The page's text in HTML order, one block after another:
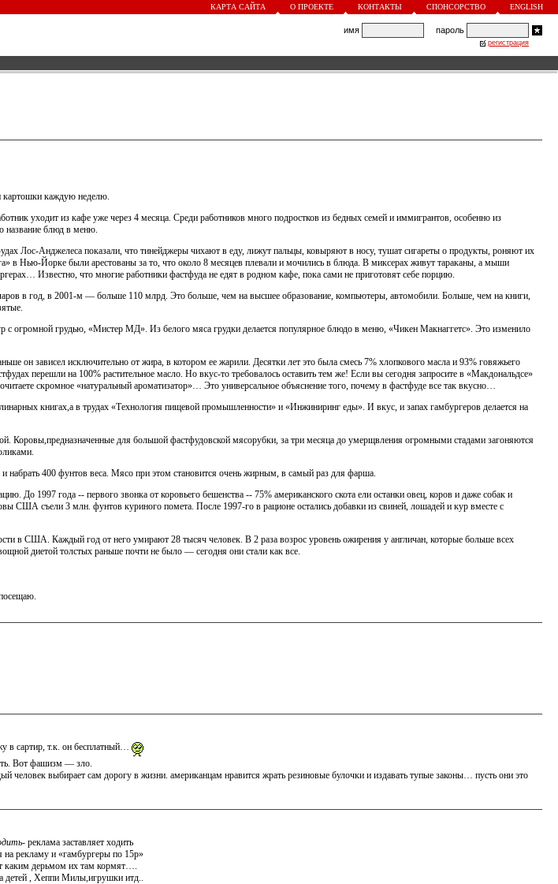
КАРТА САЙТА О ПРОЕКТЕ КОНТАКТЫ СПОНСОРСТВО ENGLISH
имя пароль
регистрация
картошки каждую неделю.
уходит из кафе уже через 4 месяца. Среди работников много подростков из бедных семей и иммигрантов, особенно из
название блюд в меню.
Лос-Анджелеса показали, что тинейджеры чихают в еду, лижут пальцы, ковыряют в носу, тушат сигареты о продукты, роняют их
в Нью-Йорке были арестованы за то, что около 8 месяцев плевали и мочились в блюда. В миксерах живут тараканы, а мыши
Известно, что многие работники фастфуда не едят в родном кафе, пока сами не приготовят себе порцию.
в год, в 2001-м — больше 110 млрд. Это больше, чем на высшее образование, компьютеры, автомобили. Больше, чем на книги,
с огромной грудью, «Мистер МД». Из белого мяса грудки делается популярное блюдо в меню, «Чикен Макнаггетс». Это изменило
он зависел исключительно от жира, в котором ее жарили. Десятки лет это была смесь 7% хлопкового масла и 93% говяжьего
перешли на 100% растительное масло. Но вкус-то требовалось оставить тем же! Если вы сегодня запросите в «Макдональдсе»
скромное «натуральный ароматизатор»… Это универсальное объяснение того, почему в фастфуде все так вкусно…
книгах,а в трудах «Технология пищевой промышленности» и «Инжиниринг еды». И вкус, и запах гамбургеров делается на
Коровы,предназначенные для большой фастфудовской мясорубки, за три месяца до умерщвления огромными стадами загоняются
набрать 400 фунтов веса. Мясо при этом становится очень жирным, в самый раз для фарша.
До 1997 года -- первого звонка от коровьего бешенства -- 75% американского скота ели останки овец, коров и даже собак и
США съели 3 млн. фунтов куриного помета. После 1997-го в рационе остались добавки из свиней, лошадей и кур вместе с
в США. Каждый год от него умирают 28 тысяч человек. В 2 раза возрос уровень ожирения у англичан, которые больше всех
диетой толстых раньше почти не было — сегодня они стали как все.
в сартир, т.к. он бесплатный…
Вот фашизм — зло.
человек выбирает сам дорогу в жизни. американцам нравится жрать резиновые булочки и издавать тупые законы… пусть они это
- реклама заставляет ходить
рекламу и «гамбургеры по 15р»
каким дерьмом их там кормят….
детей , Хеппи Милы,игрушки итд..